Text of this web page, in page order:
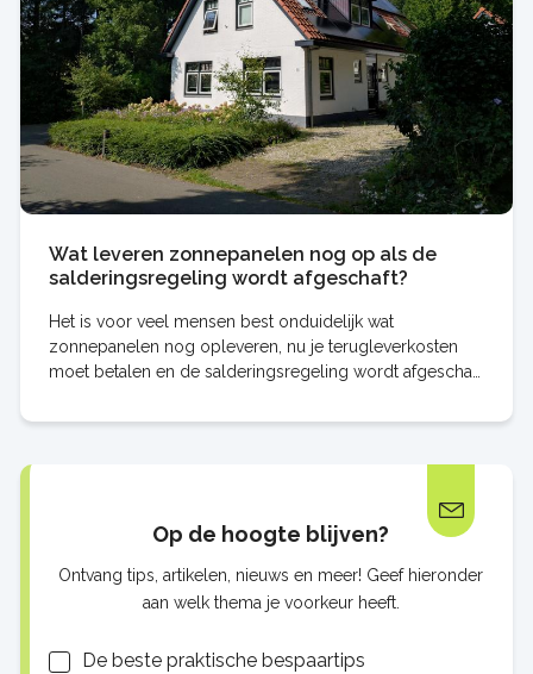
Wat leveren zonnepanelen nog op als de
salderingsregeling wordt afgeschaft?
Het is voor veel mensen best onduidelijk wat
zonnepanelen nog opleveren, nu je terugleverkosten
moet betalen en de salderingsregeling wordt afgeschaft
Op de hoogte blijven?
Ontvang tips, artikelen, nieuws en meer! Geef hieronder
aan welk thema je voorkeur heeft.
LijstenDe beste praktische bespaartips